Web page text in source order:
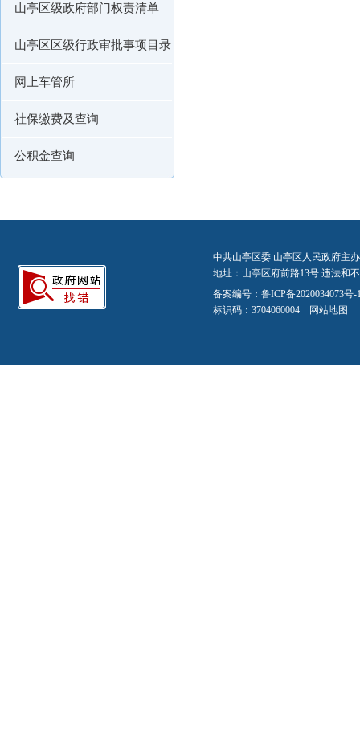
山亭区级政府部门权责清单
山亭区区级行政审批事项目录
网上车管所
社保缴费及查询
公积金查询
中共山亭区委 山亭区人民政府主
地址：山亭区府前路13号 违法和
备案编号： 鲁ICP备2020034073号-
标识码：3704060004 网站地图